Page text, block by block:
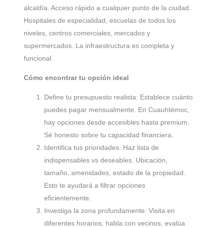
alcaldía. Acceso rápido a cualquier punto de la ciudad.
Hospitales de especialidad, escuelas de todos los
niveles, centros comerciales, mercados y
supermercados. La infraestructura es completa y
funcional.
Cómo encontrar tu opción ideal
Define tu presupuesto realista: Establece cuánto
puedes pagar mensualmente. En Cuauhtémoc,
hay opciones desde accesibles hasta premium.
Sé honesto sobre tu capacidad financiera.
Identifica tus prioridades: Haz lista de
indispensables vs deseables. Ubicación,
tamaño, amenidades, estado de la propiedad.
Esto te ayudará a filtrar opciones
eficientemente.
Investiga la zona profundamente: Visita en
diferentes horarios, habla con vecinos, evalúa